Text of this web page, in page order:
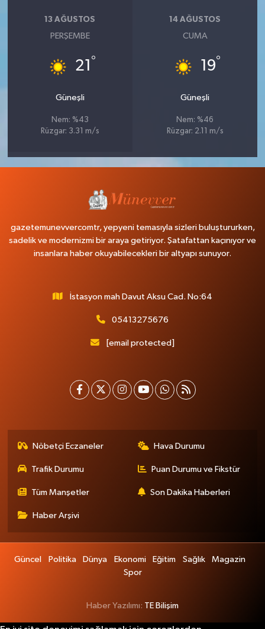
13 AĞUSTOS
PERŞEMBE
21 °
Güneşli
Nem: %43
Rüzgar: 3.31 m/s
14 AĞUSTOS
CUMA
19°
Güneşli
Nem: %46
Rüzgar: 2.11 m/s
gazetemunevvercomtr, yepyeni temasıyla sizleri buluştururken,
sadelik ve modernizmi bir araya getiriyor. Şatafattan kaçınıyor ve
insanlara haber okuyabilecekleri bir altyapı sunuyor.
İstasyon mah Davut Aksu Cad. No:64
05413275676
[email protected]
Nöbetçi Eczaneler Hava Durumu
Trafik Durumu Puan Durumu ve Fikstür
Tüm Manşetler Son Dakika Haberleri
Haber Arşivi
Güncel Politika Dünya Ekonomi Eğitim Sağlık
Magazin
Spor
Haber Yazılımı: TE Bilişim